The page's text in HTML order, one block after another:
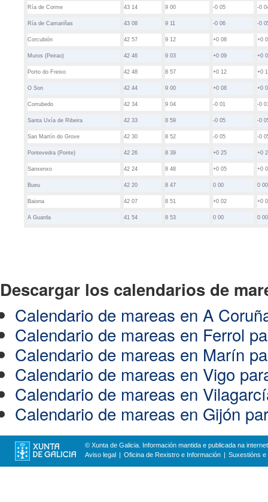
Ría de Corme 43 14 9 00 -0 05 -0
Ría de Camariñas 43 08 9 11 -0 06 -0
Corcubión 42 57 9 12 +0 08 +0
Muros (Peirao) 42 46 9 03 +0 09 +0
Porto do Freixo 42 48 8 57 +0 12 +0
O Son 42 44 9 00 +0 08 +0
Corrubedo 42 34 9 04 -0 01 -0
Santa Uxía de Ribeira 42 33 8 59 -0 05 -0
San Martín do Grove 42 30 8 52 -0 05 -0
Pontevedra (Ponte) 42 26 8 39 +0 25 +0
Sanxenxo 42 24 8 48 +0 05 +0
Bueu 42 20 8 47 0 00 0 00
Baiona 42 07 8 51 +0 02 +0
A Guarda 41 54 8 53 0 00 0 00
Descargar los calendarios de
Calendario de mareas en A
Calendario de mareas en Ferrol
Calendario de mareas en Marín
Calendario de mareas en Vigo
Calendario de mareas en
Calendario de mareas en Gijón
© Xunta de Galicia. Información mantida e publicada na
Aviso legal
Oficina de Rexistro e Información Suxestións e